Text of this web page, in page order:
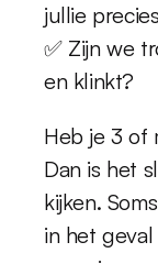
jullie
✅ Zijn we
en klinkt?
Heb je 3 of
Dan is het
kijken.
in het